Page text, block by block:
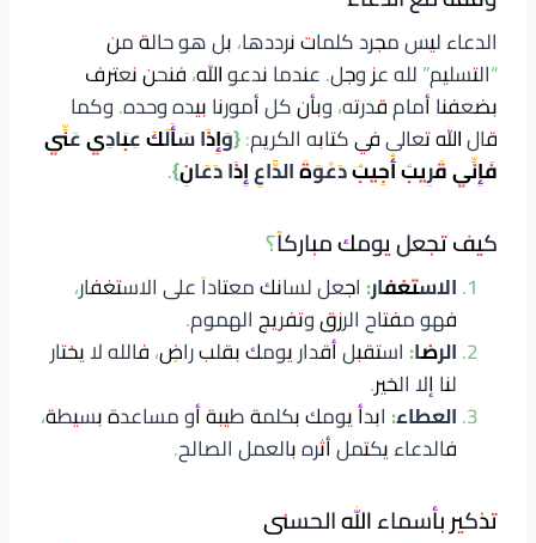
الدعاء ليس مجرد كلمات نرددها، بل هو حالة من
“التسليم” لله عز وجل. عندما ندعو الله، فنحن نعترف
بضعفنا أمام قدرته، وبأن كل أمورنا بيده وحده. وكما
قال الله تعالى في كتابه الكريم:{وَإِذَا سَأَلَكَ عِبَادِي عَنِّي
فَإِنِّي قَرِيبٌ أُجِيبُ دَعْوَةَ الدَّاعِ إِذَا دَعَانِ}.
كيف تجعل يومك مباركاً؟
الاستغفار: اجعل لسانك معتاداً على الاستغفار،
فهو مفتاح الرزق وتفريج الهموم.
الرضا: استقبل أقدار يومك بقلب راضٍ، فالله لا يختار
لنا إلا الخير.
العطاء: ابدأ يومك بكلمة طيبة أو مساعدة بسيطة،
فالدعاء يكتمل أثره بالعمل الصالح.
تذكير بأسماء الله الحسنى